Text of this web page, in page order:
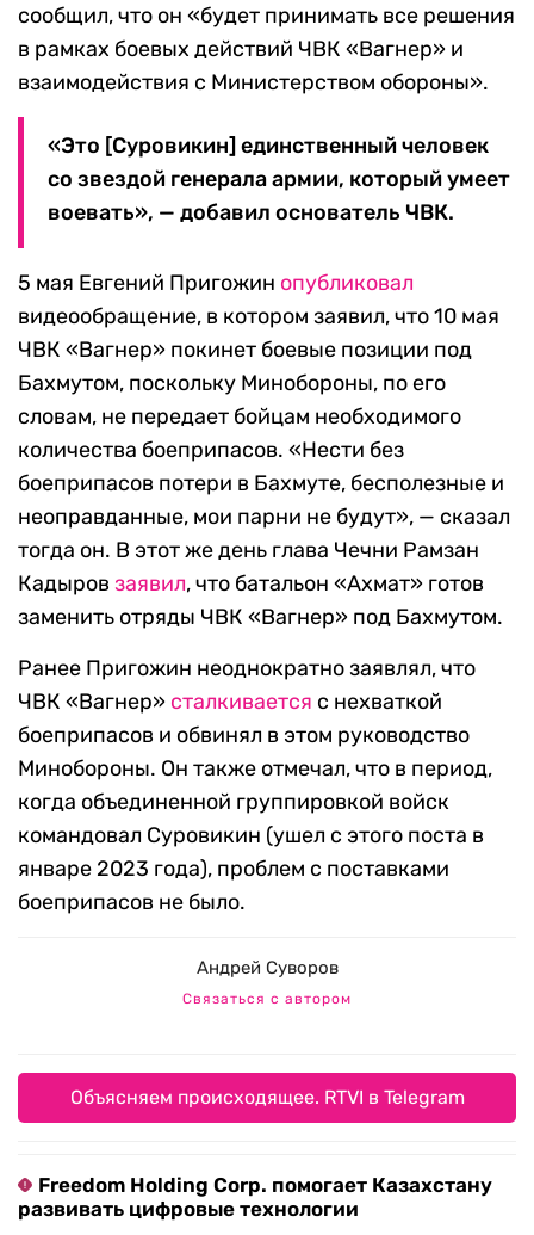
сообщил, что он «будет принимать все решения
в рамках боевых действий ЧВК «Вагнер» и
взаимодействия с Министерством обороны».
«Это [Суровикин] единственный человек
со звездой генерала армии, который умеет
воевать», — добавил основатель ЧВК.
5 мая Евгений Пригожин опубликовал
видеообращение, в котором заявил, что 10 мая
ЧВК «Вагнер» покинет боевые позиции под
Бахмутом, поскольку Минобороны, по его
словам, не передает бойцам необходимого
количества боеприпасов. «Нести без
боеприпасов потери в Бахмуте, бесполезные и
неоправданные, мои парни не будут», — сказал
тогда он. В этот же день глава Чечни Рамзан
Кадыров заявил, что батальон «Ахмат» готов
заменить отряды ЧВК «Вагнер» под Бахмутом.
Ранее Пригожин неоднократно заявлял, что
ЧВК «Вагнер» сталкивается с нехваткой
боеприпасов и обвинял в этом руководство
Минобороны. Он также отмечал, что в период,
когда объединенной группировкой войск
командовал Суровикин (ушел с этого поста в
январе 2023 года), проблем с поставками
боеприпасов не было.
Андрей Суворов
Связаться с автором
Объясняем происходящее. RTVI в Telegram
Freedom Holding Corp. помогает Казахстану
развивать цифровые технологии